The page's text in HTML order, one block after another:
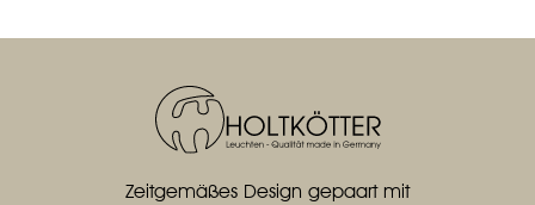
Zeitgemäßes Design gepaart mit